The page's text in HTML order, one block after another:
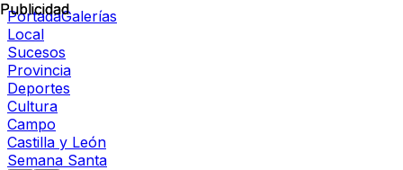
PortadaGalerías
Local
Sucesos
Provincia
Deportes
Cultura
Campo
Castilla y León
Semana Santa
Publicidad
Publicidad